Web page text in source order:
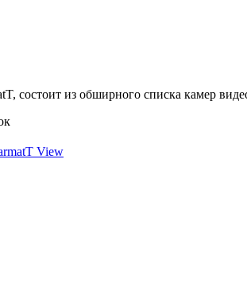
состоит из обширного списка камер
View